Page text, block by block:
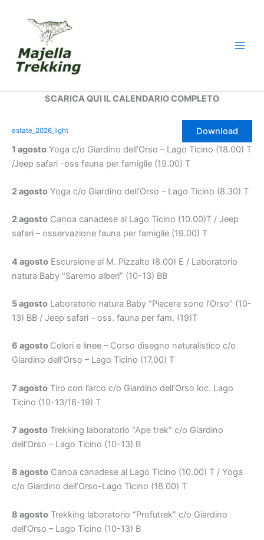
contenuto
SCARICA QUI IL CALENDARIO COMPLETO
estate_2026_light
Download
1 agosto Yoga c/o Giardino dell’Orso – Lago Ticino (18.00) T
/Jeep safari -oss fauna per famiglie (19.00) T
2 agosto Yoga c/o Giardino dell’Orso – Lago Ticino (8.30) T
2 agosto Canoa canadese al Lago Ticino (10.00)T / Jeep
safari – osservazione fauna per famiglie (19.00) T
4 agosto Escursione al M. Pizzalto (8.00) E / Laboratorio
natura Baby “Saremo alberi” (10-13) BB
5 agosto Laboratorio natura Baby “Piacere sono l’Orso” (10-
13) BB / Jeep safari – oss. fauna per fam. (19)T
6 agosto Colori e linee – Corso disegno naturalistico c/o
Giardino dell’Orso – Lago Ticino (17.00) T
7 agosto Tiro con l’arco c/o Giardino dell’Orso loc. Lago
Ticino (10-13/16-19) T
7 agosto Trekking laboratorio “Ape trek” c/o Giardino
dell’Orso – Lago Ticino (10-13) B
8 agosto Canoa canadese al Lago Ticino (10.00) T / Yoga
c/o Giardino dell’Orso-Lago Ticino (18.00) T
8 agosto Trekking laboratorio “Profutrek” c/o Giardino
dell’Orso – Lago Ticino (10-13) B